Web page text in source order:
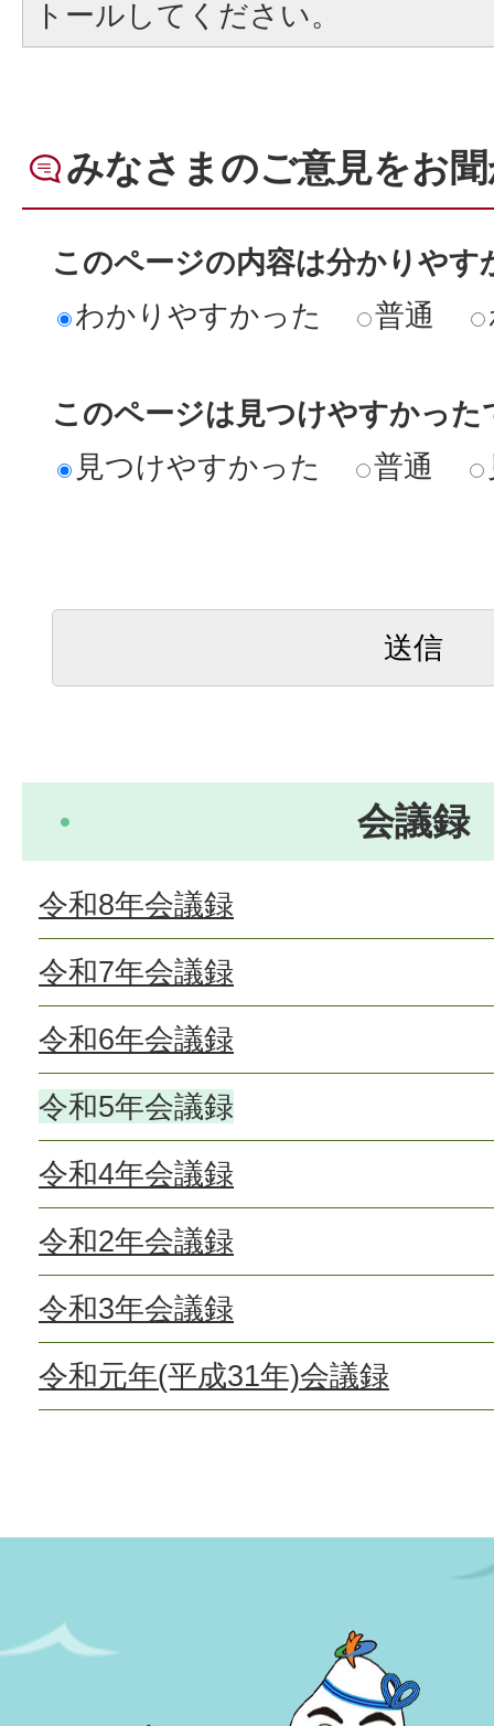
トールしてください。
みなさまのご意見をお
このページの内容は分かりやす
わかりやすかった
普通
このページは見つけやすかった
見つけやすかった
普通
会議録
令和8年会議録
令和7年会議録
令和6年会議録
令和5年会議録
令和4年会議録
令和2年会議録
令和3年会議録
令和元年(平成31年)会議録